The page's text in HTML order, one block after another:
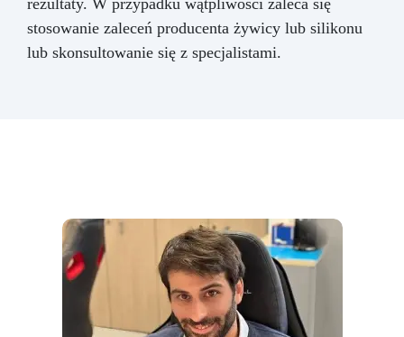
stosowanie zaleceń producenta żywicy lub silikonu
lub skonsultowanie się z specjalistami.